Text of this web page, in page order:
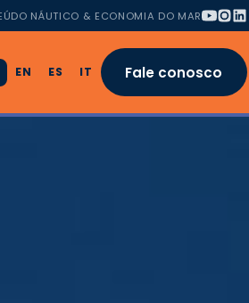
NÁUTICO & ECONOMIA DO MAR
EN ES IT Fale conosco